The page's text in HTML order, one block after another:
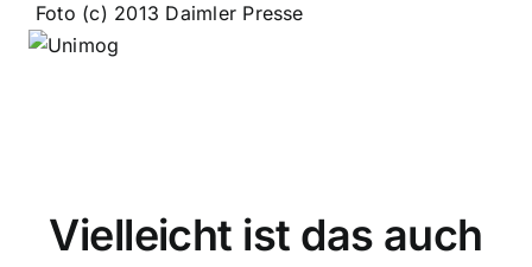
Foto (c) 2013 Daimler Presse
Vielleicht ist das auch